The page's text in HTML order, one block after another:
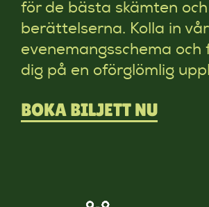
för de bästa skämten och
berättelserna. Kolla in
evenemangsschema och
dig på en oförglömlig
BOKA BILJETT NU